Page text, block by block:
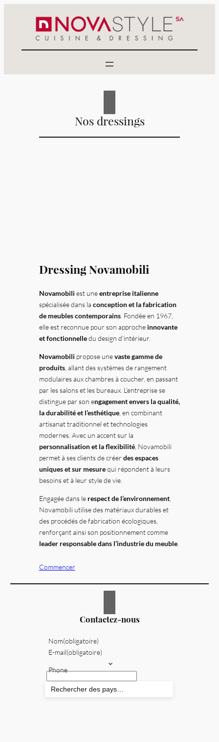
Nos dressings
Dressing Novamobili
Novamobili est uneentreprise italienne
spécialisée dans la conception et la fabrication
de meubles contemporains. Fondée en 1967,
elle est reconnue pour son approche innovante
et fonctionnelledu design d’intérieur.
Novamobili propose unevaste gamme de
produits, allant des systèmes de rangement
modulaires aux chambres à coucher, en passant
par les salons et les bureaux. L’entreprise se
distingue par son engagement envers la qualité,
la durabilité et l’esthétique, en combinant
artisanat traditionnel et technologies
modernes. Avec un accent sur la
personnalisation et la flexibilité, Novamobili
permet à ses clients de créer des espaces
uniques et sur mesurequi répondent à leurs
besoins et à leur style de vie.
Engagée dans le respect de l’environnement,
Novamobili utilise des matériaux durables et
des procédés de fabrication écologiques,
renforçant ainsi son positionnement comme
leader responsable dans l’industrie du meuble.
Commencer
Contactez-nous
Nom(obligatoire)
E-mail(obligatoire)
Phone
Message(obligatoire)